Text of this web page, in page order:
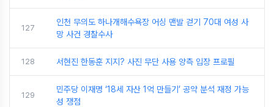
127
인천 무의도 하나개해수욕장 어싱 맨발 걷기 70대 여성 사
망 사건 경찰수사
128 서현진 한동훈 지지? 사진 무단 사용 양측 입장 프로필
129
민주당 이재명 ‘18세 자산 1억 만들기’ 공약 분석 재정 가능
성 쟁점